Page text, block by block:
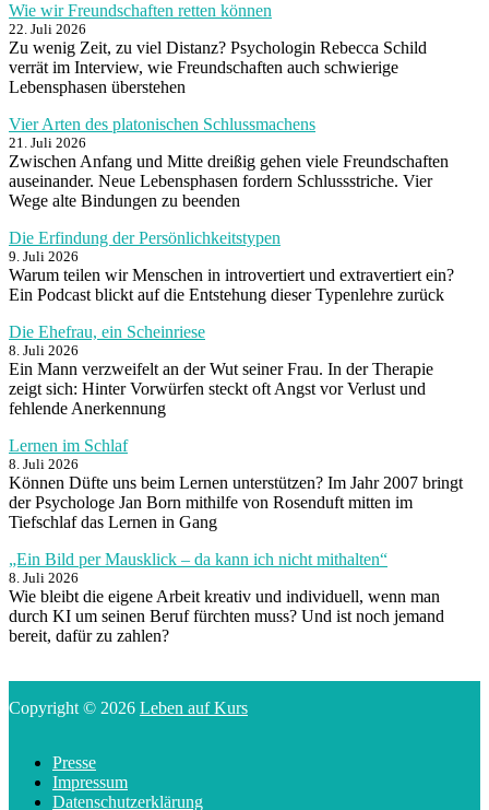
Wie wir Freundschaften retten können
22. Juli 2026
Zu wenig Zeit, zu viel Distanz? Psychologin Rebecca Schild
verrät im Interview, wie Freundschaften auch schwierige
Lebensphasen überstehen
Vier Arten des platonischen Schlussmachens
21. Juli 2026
Zwischen Anfang und Mitte dreißig gehen viele Freundschaften
auseinander. Neue Lebensphasen fordern Schlussstriche. Vier
Wege alte Bindungen zu beenden
Die Erfindung der Persönlichkeitstypen
9. Juli 2026
Warum teilen wir Menschen in introvertiert und extravertiert ein?
Ein Podcast blickt auf die Entstehung dieser Typenlehre zurück
Die Ehefrau, ein Scheinriese
8. Juli 2026
Ein Mann verzweifelt an der Wut seiner Frau. In der Therapie
zeigt sich: Hinter Vorwürfen steckt oft Angst vor Verlust und
fehlende Anerkennung
Lernen im Schlaf
8. Juli 2026
Können Düfte uns beim Lernen unterstützen? Im Jahr 2007 bringt
der Psychologe Jan Born mithilfe von Rosenduft mitten im
Tiefschlaf das Lernen in Gang
„Ein Bild per Mausklick – da kann ich nicht mithalten“
8. Juli 2026
Wie bleibt die eigene Arbeit kreativ und individuell, wenn man
durch KI um seinen Beruf fürchten muss? Und ist noch jemand
bereit, dafür zu zahlen?
Copyright © 2026 Leben auf Kurs
Presse
Impressum
Datenschutzerklärung